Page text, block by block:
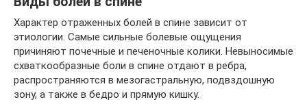
Характер отраженных болей в спине зависит от
этиологии. Самые сильные болевые ощущения
причиняют почечные и печеночные колики. Невыносимые
схваткообразные боли в спине отдают в ребра,
распространяются в мезогастральную, подвздошную
зону, а также в бедро и прямую кишку.